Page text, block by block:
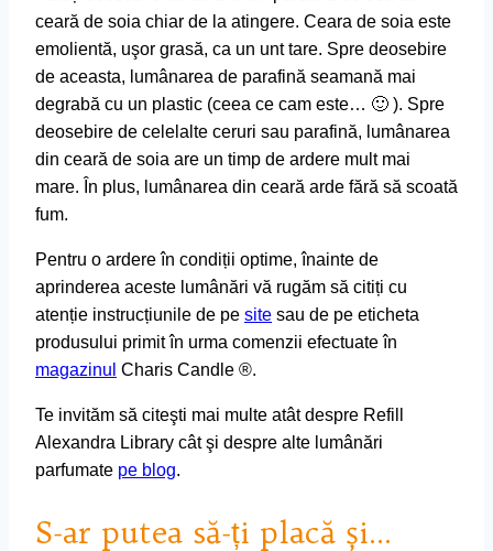
ceară de soia chiar de la atingere. Ceara de soia este
emolientă, uşor grasă, ca un unt tare. Spre deosebire
de aceasta, lumânarea de parafină seamană mai
degrabă cu un plastic (ceea ce cam este… 🙂 ). Spre
deosebire de celelalte ceruri sau parafină, lumânarea
din ceară de soia are un timp de ardere mult mai
mare. În plus, lumânarea din ceară arde fără să scoată
fum.
Pentru o ardere în condiții optime, înainte de
aprinderea aceste lumânări vă rugăm să citiți cu
atenție instrucțiunile de pe site sau de pe eticheta
produsului primit în urma comenzii efectuate în
magazinul Charis Candle ®.
Te invităm să citeşti mai multe atât despre Refill
Alexandra Library cât şi despre alte lumânări
parfumate pe blog.
S-ar putea să-ți placă și…